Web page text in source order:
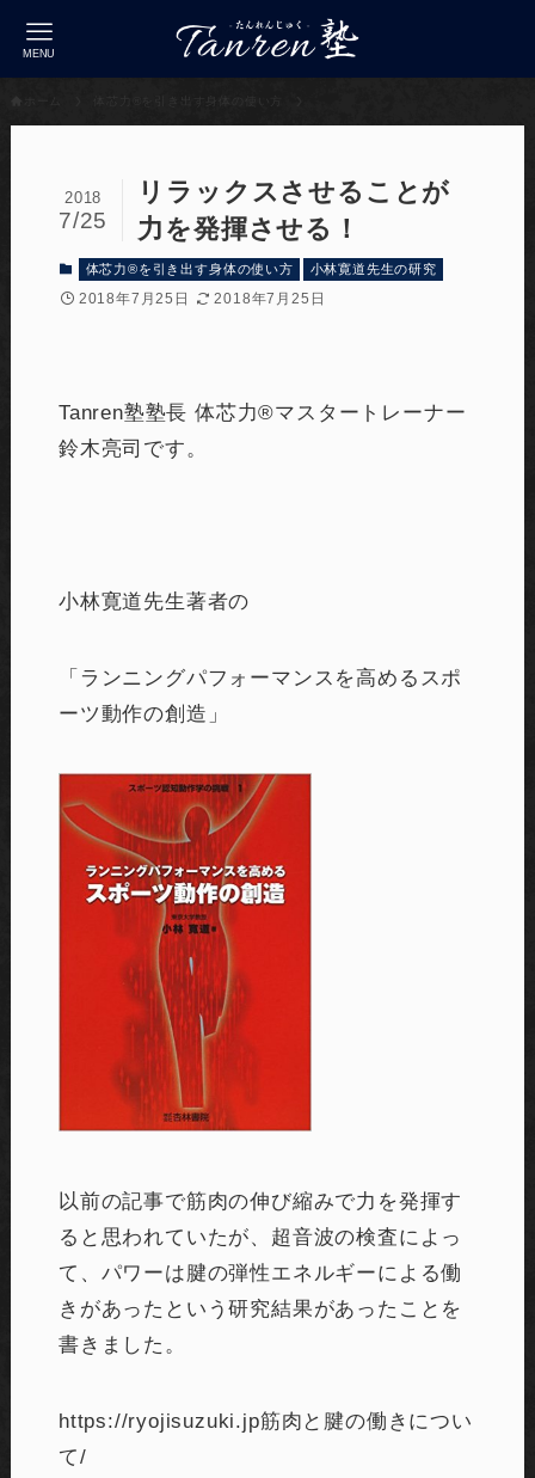
MENU
リラックスさせることが
力を発揮させる！
2018
7/25
体芯力®︎を引き出す身体の使い方 小林寛道先生の研究
2018年7月25日 2018年7月25日
Tanren塾塾長 体芯力®︎マスタートレーナー
鈴木亮司です。
小林寛道先生著者の
「ランニングパフォーマンスを高めるスポ
ーツ動作の創造 」
以前の記事で筋肉の伸び縮みで力を発揮す
ると思われていたが、超音波の検査によっ
て、パワーは腱の弾性エネルギーによる働
きがあったという研究結果があったことを
書きました。
https://ryojisuzuki.jp筋肉と腱の働きについ
て/